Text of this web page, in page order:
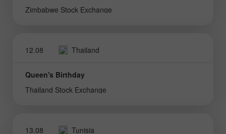
Zimbabwe Stock Exchange
12.08 Thailand
Queen's Birthday
Thailand Stock Exchange
13.08 Tunisia